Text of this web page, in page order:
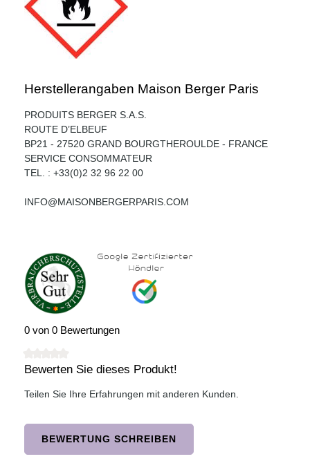
Herstellerangaben Maison Berger Paris
PRODUITS BERGER S.A.S.
ROUTE D’ELBEUF
BP21 - 27520 GRAND BOURGTHEROULDE - FRANCE
SERVICE CONSOMMATEUR
TEL. : +33(0)2 32 96 22 00
INFO@MAISONBERGERPARIS.COM
0 von 0 Bewertungen
Durchschnittliche Bewertung von 0 von 5 Sternen
Bewerten Sie dieses Produkt!
Teilen Sie Ihre Erfahrungen mit anderen Kunden.
BEWERTUNG SCHREIBEN